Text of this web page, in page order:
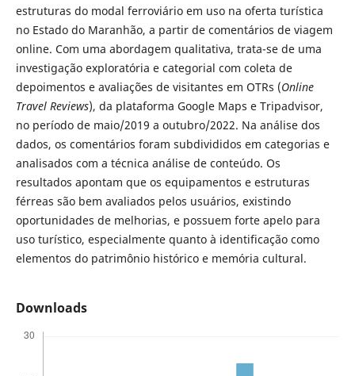
estruturas do modal ferroviário em uso na oferta turística
no Estado do Maranhão, a partir de comentários de viagem
online. Com uma abordagem qualitativa, trata-se de uma
investigação exploratória e categorial com coleta de
depoimentos e avaliações de visitantes em OTRs (Online
Travel Reviews), da plataforma Google Maps e Tripadvisor,
no período de maio/2019 a outubro/2022. Na análise dos
dados, os comentários foram subdivididos em categorias e
analisados com a técnica análise de conteúdo. Os
resultados apontam que os equipamentos e estruturas
férreas são bem avaliados pelos usuários, existindo
oportunidades de melhorias, e possuem forte apelo para
uso turístico, especialmente quanto à identificação como
elementos do patrimônio histórico e memória cultural.
Downloads